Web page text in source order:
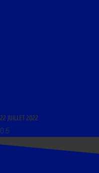
22 JUILLET 2022